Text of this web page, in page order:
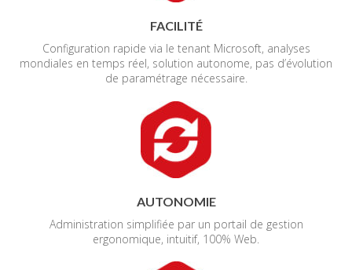
FACILITÉ
Configuration rapide via le tenant Microsoft, analyses
mondiales en temps réel, solution autonome, pas d’évolution
de paramétrage nécessaire.
AUTONOMIE
Administration simplifiée par un portail de gestion
ergonomique, intuitif, 100% Web.